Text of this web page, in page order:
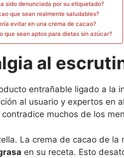
sido denunciada por su etiquetado?
que sean realmente saludables?
evitar en una crema de cacao?
que sean aptos para dietas sin azúcar?
al
entrañable ligado a la
al usuario y expertos en
contradice muchos de los
La crema de cacao de
en su receta. Esto